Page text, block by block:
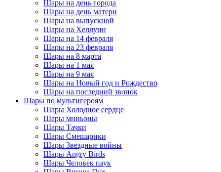
Шары на день города
Шары на день матери
Шары на выпускной
Шары на Хеллуин
Шары на 14 февраля
Шары на 23 февраля
Шары на 8 марта
Шары на 1 мая
Шары на 9 мая
Шары на Новый год и Рождество
Шары на последний звонок
Шары по мультигероям
Шары Холодное сердце
Шары миньоны
Шары Тачки
Шары Смешарики
Шары Звездные войны
Шары Angry Birds
Шары Человек паук